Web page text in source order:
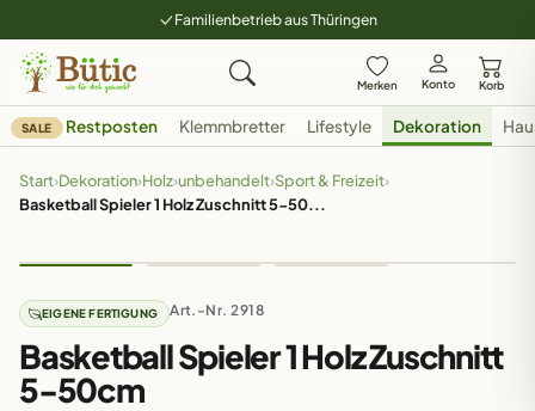
Familienbetrieb aus Thüringen
Merken Konto Korb
SALE Restposten Klemmbretter Lifestyle Dekoration
Start›Dekoration›Holz›unbehandelt›Sport & Freizeit›
Basketball Spieler 1 Holz Zuschnitt 5-50...
EIGENE FERTIGUNG Art.-Nr. 2918
Basketball Spieler 1 Holz Zuschnitt
5-50cm